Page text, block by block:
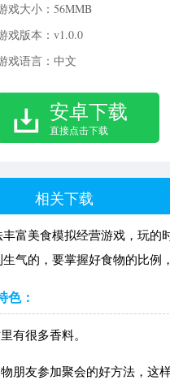
戏大小： 56MMB
戏版本：v1.0.0
戏语言：中文
安卓下载
直接点击下载
相关下载
富美食模拟经营游戏，玩的
气的，要掌握好食物的比例
色：
有很多香料。
朋友参加聚会的好方法，这